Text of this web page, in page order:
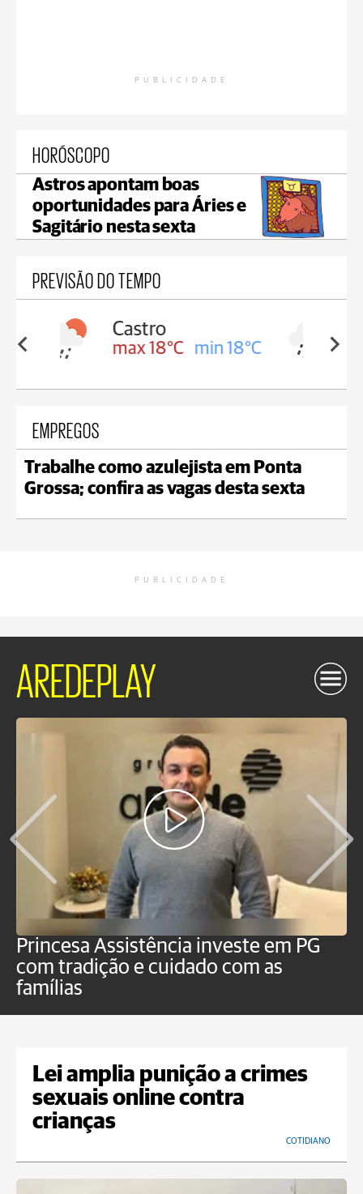
PUBLICIDADE
HORÓSCOPO
Astros apontam boas
oportunidades para Áries e
Sagitário nesta sexta
PREVISÃO DO TEMPO
18°C
Carambeí
max 18°C min 17°C
EMPREGOS
Trabalhe como azulejista em Ponta
Grossa; confira as vagas desta sexta
PUBLICIDADE
AREDEPLAY
Princesa Assistência investe em PG
com tradição e cuidado com as
famílias
Lei amplia punição a crimes
sexuais online contra
crianças
COTIDIANO